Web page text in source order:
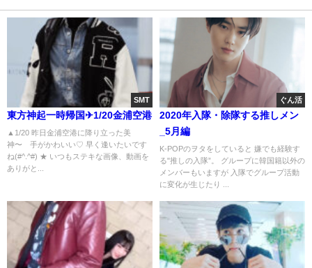
SMT
東方神起一時帰国✈1/20金浦空港
▲1/20 昨日金浦空港に降り立った美
神〜 手がかわいい♡ 早く逢いたいです
ね(#^.^#) ★ いつもステキな画像、動画を
ありがと...
ぐん活
2020年入隊・除隊する推しメン
_5月編
K-POPのヲタをしていると 嫌でも経験す
る"推しの入隊”。 グループに韓国籍以外の
メンバーもいますが 入隊でグループ活動
に変化が生じたり ...